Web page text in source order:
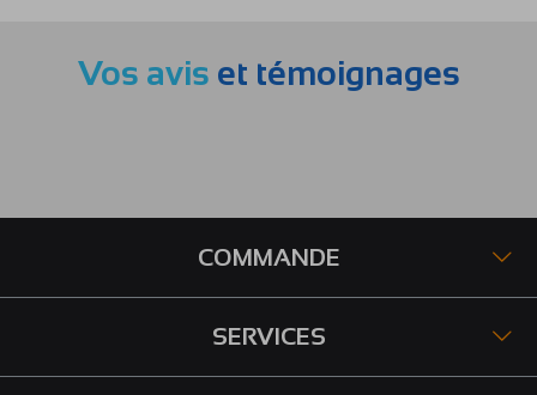
Vos avis et témoignages
COMMANDE
SERVICES